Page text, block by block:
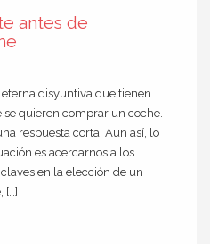
antes de
disyuntiva que tienen
quieren comprar un coche.
respuesta corta. Aun así, lo
es acercarnos a los
en la elección de un
[…]